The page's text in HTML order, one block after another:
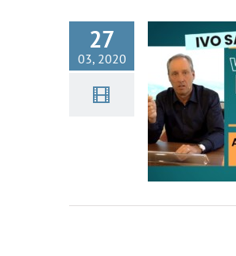
27
03, 2020